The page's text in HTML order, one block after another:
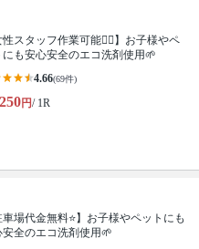
性スタッフ作業可能🙆‍♀️】お子様やペ
にも安心安全のエコ洗剤使用🌱
4.66(69件)
円/ 1R
車場代金無料⭐️】お子様やペットにも
安全のエコ洗剤使用🌱